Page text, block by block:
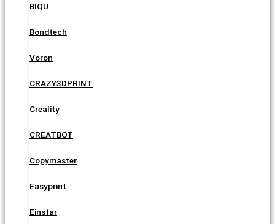
BIQU
Bondtech
Voron
CRAZY3DPRINT
Creality
CREATBOT
Copymaster
Easyprint
Einstar